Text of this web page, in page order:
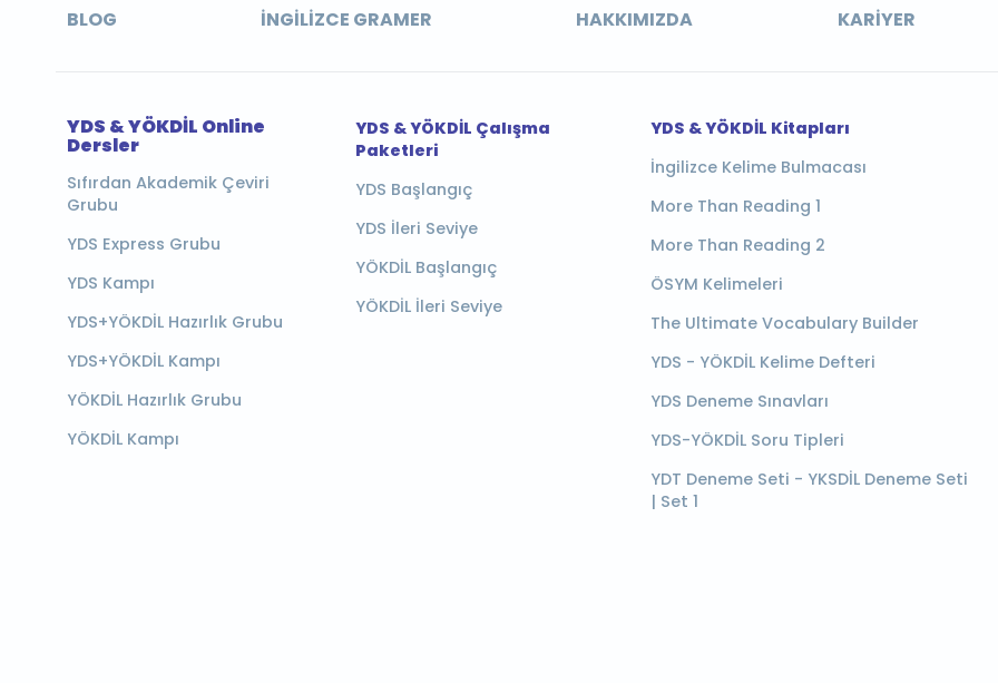
BLOG İNGILIZCE GRAMER HAKKIMIZDA KARIYER
YDS & YÖKDİL Online
Dersler
Sıfırdan Akademik Çeviri
Grubu
YDS Express Grubu
YDS Kampı
YDS+YÖKDİL Hazırlık Grubu
YDS+YÖKDİL Kampı
YÖKDİL Hazırlık Grubu
YÖKDİL Kampı
YDS & YÖKDİL Çalışma
Paketleri
YDS Başlangıç
YDS İleri Seviye
YÖKDİL Başlangıç
YÖKDİL İleri Seviye
YDS & YÖKDİL Kitapları
İngilizce Kelime Bulmacası
More Than Reading 1
More Than Reading 2
ÖSYM Kelimeleri
The Ultimate Vocabulary Builder
YDS - YÖKDİL Kelime Defteri
YDS Deneme Sınavları
YDS-YÖKDİL Soru Tipleri
YDT Deneme Seti - YKSDİL Deneme Seti
| Set 1